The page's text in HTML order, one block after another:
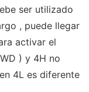
ser utilizado
, puede llegar
activar el
) y 4H no
4L es diferente